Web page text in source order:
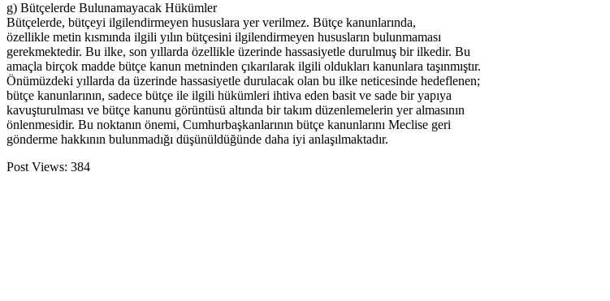
g) Bütçelerde Bulunamayacak Hükümler
Bütçelerde, bütçeyi ilgilendirmeyen hususlara yer verilmez. Bütçe kanunlarında,
özellikle metin kısmında ilgili yılın bütçesini ilgilendirmeyen hususların bulunmaması
gerekmektedir. Bu ilke, son yıllarda özellikle üzerinde hassasiyetle durulmuş bir ilkedir. Bu
amaçla birçok madde bütçe kanun metninden çıkarılarak ilgili oldukları kanunlara taşınmıştır.
Önümüzdeki yıllarda da üzerinde hassasiyetle durulacak olan bu ilke neticesinde hedeflenen;
bütçe kanunlarının, sadece bütçe ile ilgili hükümleri ihtiva eden basit ve sade bir yapıya
kavuşturulması ve bütçe kanunu görüntüsü altında bir takım düzenlemelerin yer almasının
önlenmesidir. Bu noktanın önemi, Cumhurbaşkanlarının bütçe kanunlarını Meclise geri
gönderme hakkının bulunmadığı düşünüldüğünde daha iyi anlaşılmaktadır.
Post Views: 384